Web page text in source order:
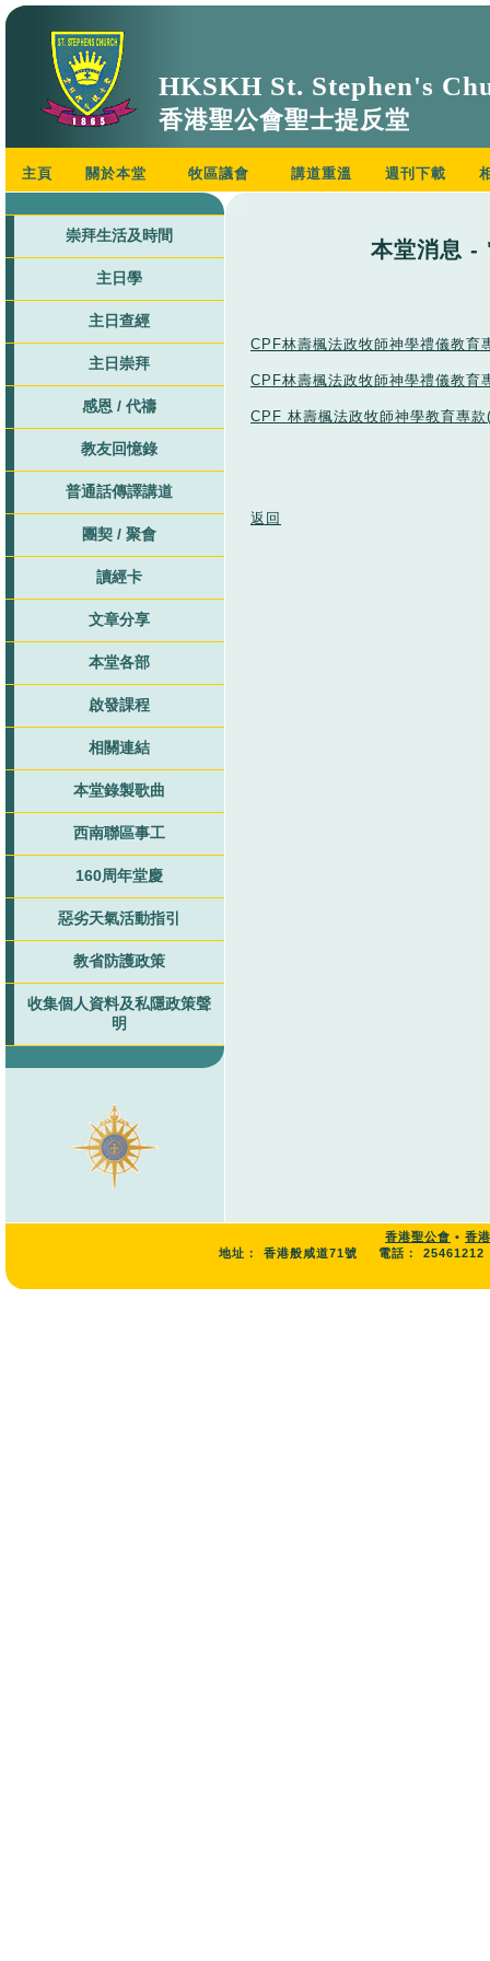
HKSKH St. Stephen's
香港聖公會聖士提反堂
主頁 關於本堂 牧區議會 講道重溫 週刊下載
崇拜生活及時間
主日學
主日查經
主日崇拜
感恩 / 代禱
教友回憶錄
普通話傳譯講道
團契 / 聚會
讀經卡
文章分享
本堂各部
啟發課程
相關連結
本堂錄製歌曲
西南聯區事工
160周年堂慶
惡劣天氣活動指引
教省防護政策
收集個人資料及私隱政策聲
明
本堂消息 -
CPF林壽楓法政牧師神學禮儀教育
CPF林壽楓法政牧師神學禮儀教育
CPF 林壽楓法政牧師神學教育專
返回
香港聖公會 • 香
地址：
香港般咸道71號 電話： 25461212